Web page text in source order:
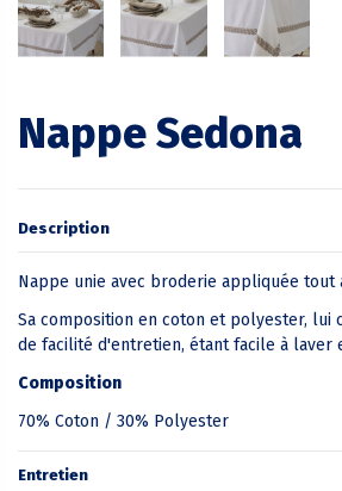
Nappe Sedona
Description
Nappe unie avec broderie appliquée tout
Sa composition en coton et polyester, lui
de facilité d'entretien, étant facile à laver
Composition
70% Coton / 30% Polyester
Entretien